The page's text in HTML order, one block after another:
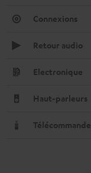
Connexions
Retour audio
Electronique
Haut-parleurs
Télécommande